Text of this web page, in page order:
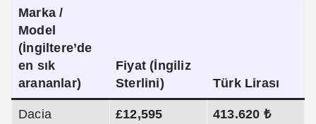
Marka /
Model
(İngiltere’de
en sık
arananlar)
Fiyat (İngiliz
Sterlini)
Türk Lirası
Dacia
£12,595 413.620 ₺